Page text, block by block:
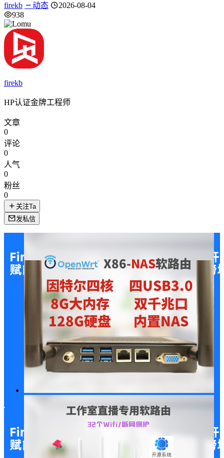
firekb 动态
2026-08-04
938
firekb
HP认证金牌工程师
文章
0
评论
0
人气
0
粉丝
0
关注Ta
发私信